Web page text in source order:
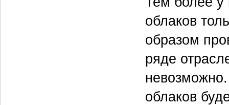
облаков
образом
ряде
невозможно.
облаков